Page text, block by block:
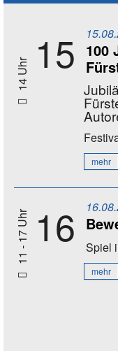
14 Uhr 15
100
mehr
11 - 17 Uhr 16 Spiel
mehr